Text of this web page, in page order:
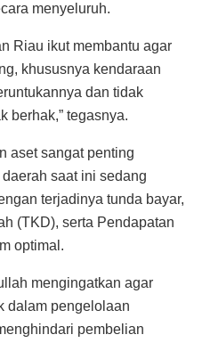
menyeluruh.
Riau ikut membantu agar
khususnya kendaraan
dan tidak
berhak,” tegasnya.
aset sangat penting
saat ini sedang
terjadinya tunda bayar,
(TKD), serta Pendapatan
optimal.
mengingatkan agar
dalam pengelolaan
pembelian